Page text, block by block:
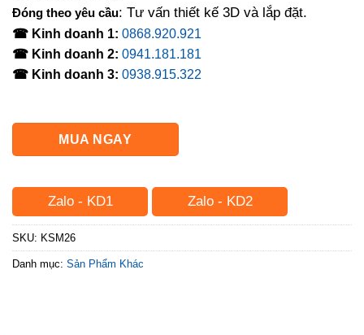
Đóng theo yêu cầu: Tư vấn thiết kế 3D và lắp đặt.
☎ Kinh doanh 1: 0868.920.921
☎ Kinh doanh 2: 0941.181.181
☎ Kinh doanh 3: 0938.915.322
MUA NGAY
Zalo - KD1 Zalo - KD2
SKU: KSM26
Danh mục: Sản Phẩm Khác